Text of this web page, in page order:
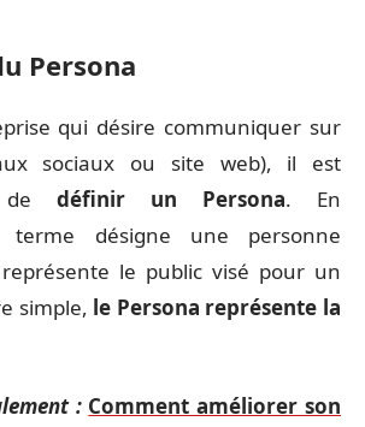
Persona
qui désire communiquer sur
sociaux ou site web), il est
de définir un Persona. En
terme désigne une personne
le public visé pour un
simple, le Persona représente la
: Comment améliorer son